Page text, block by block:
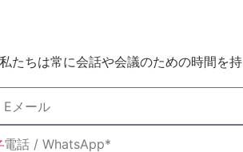
たちは常に会話や会議のための時間を持